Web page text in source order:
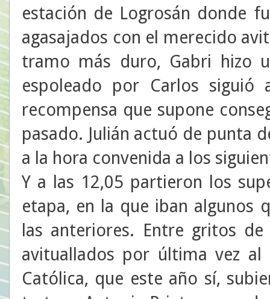
estación de Logrosán donde
agasajados con el merecido
tramo más duro, Gabri hizo
espoleado por Carlos
recompensa que supone
pasado. Julián actuó de punta
a la hora convenida a los
Y a las 12,05 partieron los
etapa, en la que iban algunos
las anteriores. Entre gritos
avituallados por última vez
Católica, que este año sí,